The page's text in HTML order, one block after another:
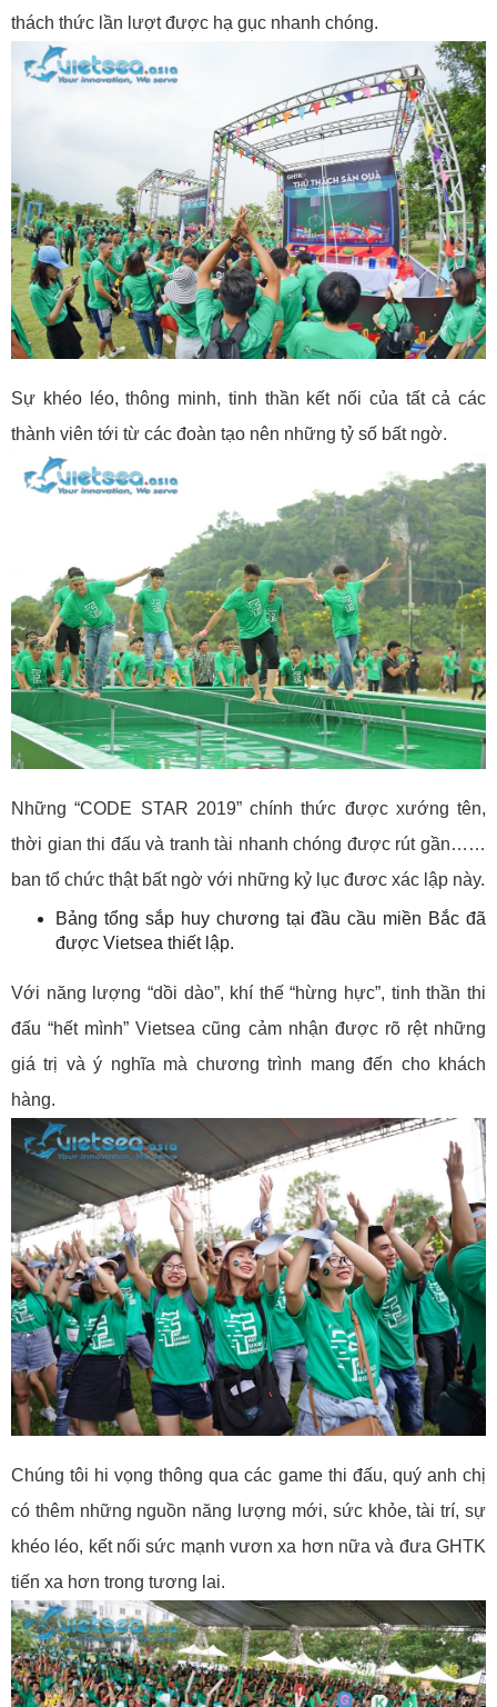
thách thức lần lượt được hạ gục nhanh chóng.
Sự khéo léo, thông minh, tinh thần kết nối của tất cả các
thành viên tới từ các đoàn tạo nên những tỷ số bất ngờ.
Những “CODE STAR 2019” chính thức được xướng tên,
thời gian thi đấu và tranh tài nhanh chóng được rút gần……
ban tổ chức thật bất ngờ với những kỷ lục đươc xác lập này.
Bảng tổng sắp huy chương tại đầu cầu miền Bắc đã
được Vietsea thiết lập.
Với năng lượng “dồi dào”, khí thế “hừng hực”, tinh thần thi
đấu “hết mình” Vietsea cũng cảm nhận được rõ rệt những
giá trị và ý nghĩa mà chương trình mang đến cho khách
hàng.
Chúng tôi hi vọng thông qua các game thi đấu, quý anh chị
có thêm những nguồn năng lượng mới, sức khỏe, tài trí, sự
khéo léo, kết nối sức mạnh vươn xa hơn nữa và đưa GHTK
tiến xa hơn trong tương lai.